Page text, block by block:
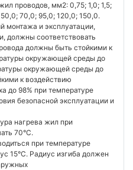
проводов, мм2: 0,75; 1,0; 1,5;
70,0; 95,0; 120,0; 150,0.
монтажа и эксплуатации,
должны соответствовать
должны быть стойкими к
окружающей среды до
окружающей среды до
к воздействию
до 98% при температуре
безопасной эксплуатации и
нагрева жил при
70°C.
при температуре
15°C. Радиус изгиба должен